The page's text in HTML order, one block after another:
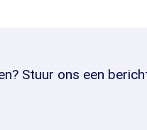
Stuur ons een